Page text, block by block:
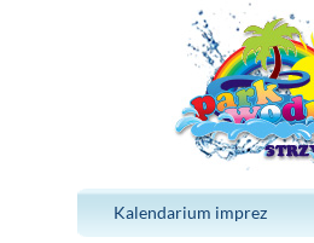
Kalendarium imprez